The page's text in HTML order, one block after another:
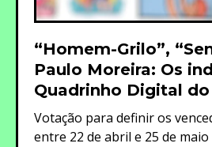
“Homem-Grilo”,
Paulo Moreira: Os
Quadrinho Digital
Angelo Agostini
Votação para definir os
entre 22 de abril e 25 de maio